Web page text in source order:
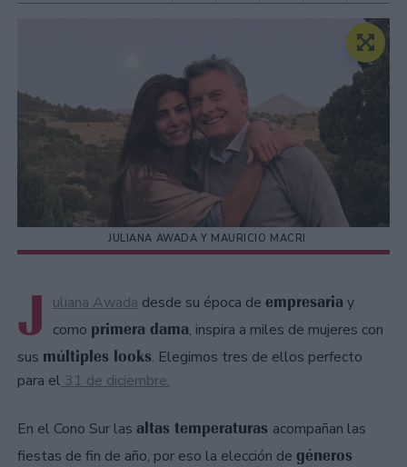
JULIANA AWADA Y MAURICIO MACRI
J uliana Awada desde su época de empresaria y
como primera dama, inspira a miles de mujeres con
sus múltiples looks. Elegimos tres de ellos perfecto
para el 31 de diciembre.
En el Cono Sur las altas temperaturas acompañan las
fiestas de fin de año, por eso la elección de géneros